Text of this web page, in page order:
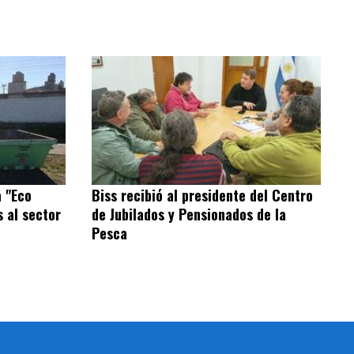
al sector
Biss recibió al presidente del Centro
de Jubilados y Pensionados de la
Pesca